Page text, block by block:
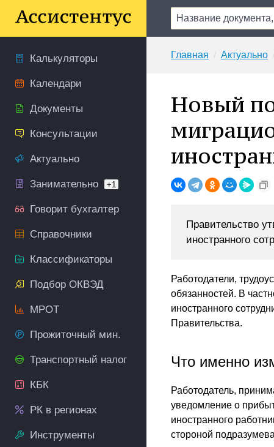
Калькуляторы
Календари
Документы
Консультации
Актуально
Занимательно +1
Говорит бухгалтер
Справочники
Классификаторы
Подбор ОКВЭД
МРОТ
Прожиточный мин.
Транспортный налог
КБК
РК в регионах
Инструменты
Главная Актуально
Новый
Правительство
иностранного
Работодатели,
обязанностей. В
иностранного
Правительства.
Что именно
Работодатель,
уведомление о
иностранного
стороной